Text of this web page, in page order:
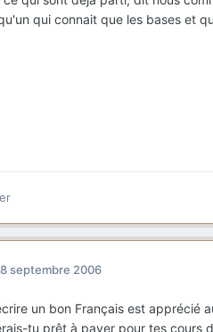
qui connait que les bases et
septembre 2006
un bon Français est apprécié
tu prêt à payer pour tes cours